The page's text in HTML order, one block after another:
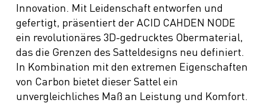
Innovation. Mit Leidenschaft entworfen und
gefertigt, präsentiert der ACID CAHDEN NODE
ein revolutionäres 3D-gedrucktes Obermaterial,
das die Grenzen des Satteldesigns neu definiert.
In Kombination mit den extremen Eigenschaften
von Carbon bietet dieser Sattel ein
unvergleichliches Maß an Leistung und Komfort.